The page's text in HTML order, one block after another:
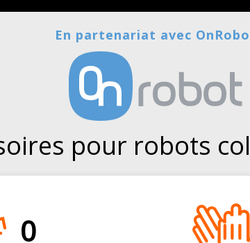
Machines-Outils
En partenariat avec
pour robots
0